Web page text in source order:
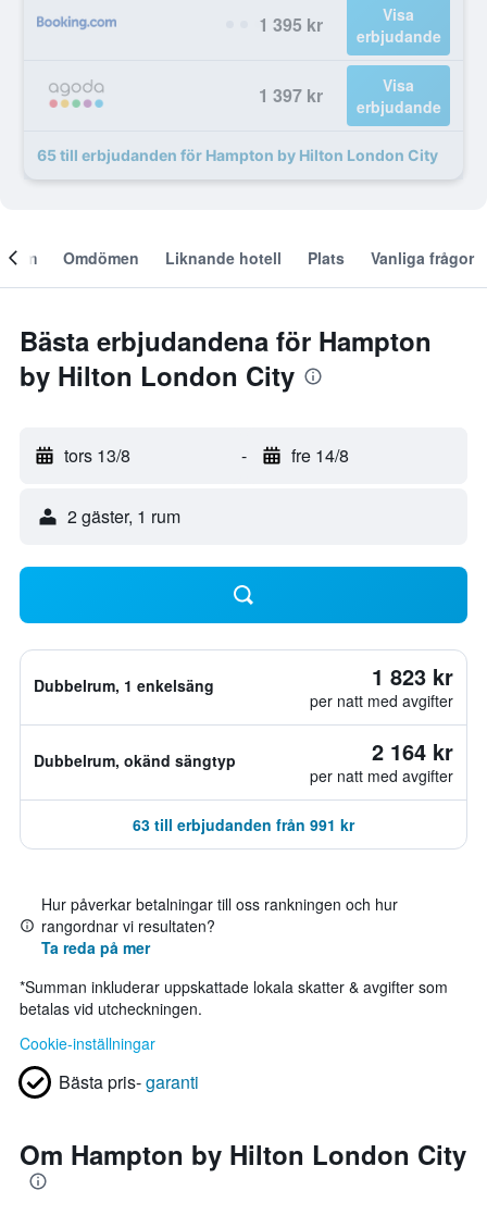
1 395 kr
Visa
erbjudande
1 397 kr
Visa
erbjudande
65 till erbjudanden för Hampton by Hilton London City
Om Omdömen Liknande hotell Plats Vanliga frågor
Bästa erbjudandena för Hampton
by Hilton London City
tors 13/8 - fre 14/8
2 gäster, 1 rum
Dubbelrum, 1 enkelsäng 1 823 kr
per natt med avgifter
Dubbelrum, okänd sängtyp 2 164 kr
per natt med avgifter
63 till erbjudanden från 991 kr
Hur påverkar betalningar till oss rankningen och hur
rangordnar vi resultaten?
Ta reda på mer
*Summan inkluderar uppskattade lokala skatter & avgifter som
betalas vid utcheckningen.
Cookie-inställningar
Bästa pris-garanti
Om Hampton by Hilton London City